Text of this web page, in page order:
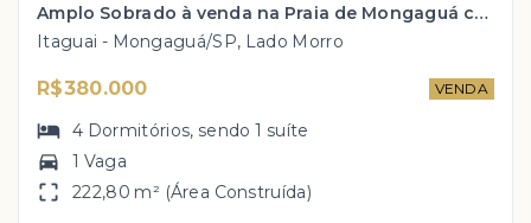
Amplo Sobrado à venda na Praia de Mongaguá com 4 dorm, 1 suíte por R$ 380 mil!!
Itaguai - Mongaguá/SP, Lado Morro
R$380.000 VENDA
4 Dormitórios, sendo1 suíte
1 Vaga
222,80 m² (Área Construída)